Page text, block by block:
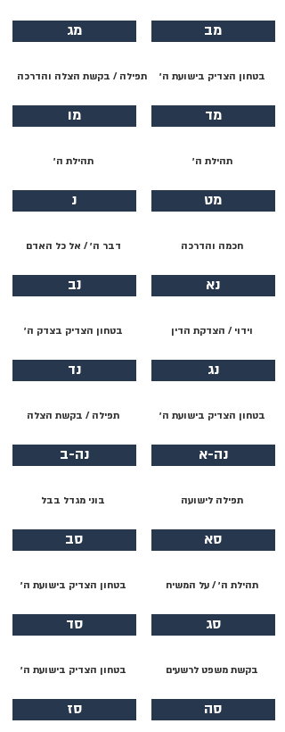
מב
בטחון הצדיק בישועת ה׳
מד
תהילת ה׳
מט
חכמה והדרכה
נא
וידוי / הצדקת הדין
נג
בטחון הצדיק בישועת ה׳
נה-א
תפילה לישועה
סא
תהילת ה׳ / על המשיח
סג
בקשת משפט לרשעים
סה
מג
תפילה / בקשת הצלה והדרכה
מו
תהילת ה׳
נ
דבר ה׳ / אל כל האדם
נב
בטחון הצדיק בצדק ה׳
נד
תפילה / בקשת הצלה
נה-ב
בוני מגדל בבל
סב
בטחון הצדיק בישועת ה׳
סד
בטחון הצדיק בישועת ה׳
סז